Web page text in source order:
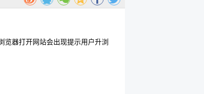
器打开网站会出现提示用户升浏